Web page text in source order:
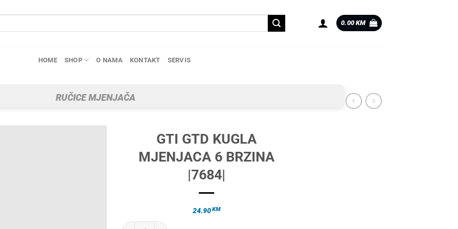
0.00 KM
HOME SHOP O NAMA KONTAKT SERVIS
RUČICE MJENJAČA
GTI GTD KUGLA
MJENJACA 6 BRZINA
|7684|
24.90KM
GTI GTD KUGLA MJENJACA 6 BRZINA |7684| količina